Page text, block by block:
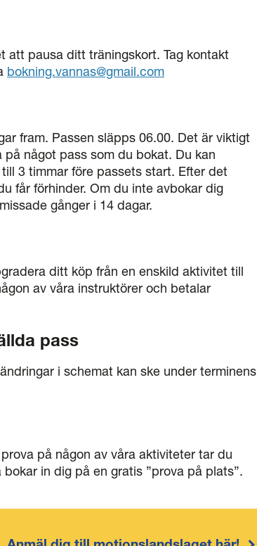
att pausa ditt träningskort. Tag kontakt
bokning.vannas@gmail.com
fram. Passen släpps 06.00. Det är viktigt
något pass som du bokat. Du kan
3 timmar före passets start. Efter det
får förhinder. Om du inte avbokar dig
gånger i 14 dagar.
ditt köp från en enskild aktivitet till
av våra instruktörer och betalar
pass
i schemat kan ske under terminens
på någon av våra aktiviteter tar du
in dig på en gratis ”prova på plats”.